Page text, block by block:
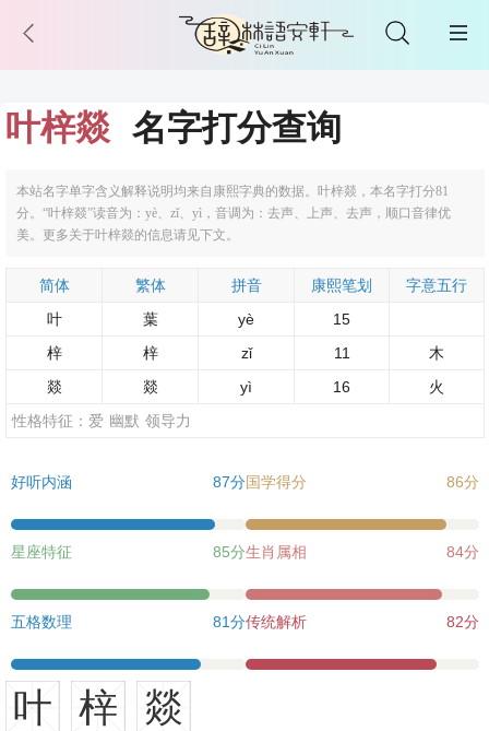
叶梓燚 名字打分查询
本站名字单字含义解释说明均来自康熙字典的数据。叶梓燚，本名字打分81
分。“叶梓燚”读音为：yè、zǐ、yì，音调为：去声、上声、去声，顺口音律优
美。更多关于叶梓燚的信息请见下文。
简体 繁体 拼音 康熙笔划
字意五行
叶
葉 yè
15
梓
梓 zǐ 11
木
燚
燚 yì 16
火
性格特征： 爱 幽默 领导力
好听内涵 87分国学得分 86分
星座特征 85分生肖属相 84分
五格数理 81分传统解析 82分
叶 梓 燚